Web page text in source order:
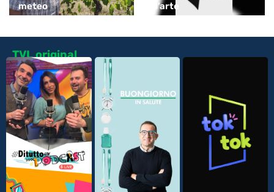
meteo
d’arte
TVL original